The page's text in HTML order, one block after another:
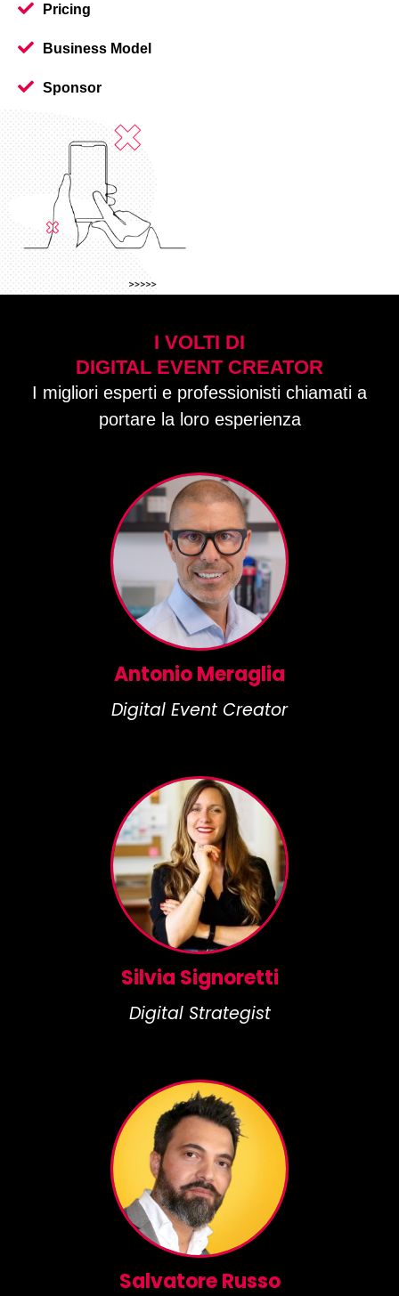
Pricing
Business Model
Sponsor
I VOLTI DI
DIGITAL EVENT CREATOR
I migliori esperti e professionisti chiamati a
portare la loro esperienza
Antonio Meraglia
Digital Event Creator
Silvia Signoretti
Digital Strategist
Salvatore Russo